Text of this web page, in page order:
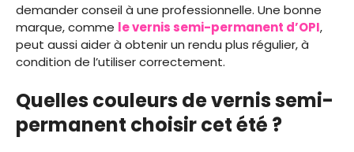
demander conseil à une professionnelle. Une bonne
marque, comme le vernis semi-permanent d’OPI,
peut aussi aider à obtenir un rendu plus régulier, à
condition de l’utiliser correctement.
Quelles couleurs de vernis semi-
permanent choisir cet été ?